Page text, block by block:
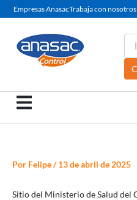
al
Empresas AnasacTrabaja con nosotros
Por Felipe/13 de abril de 2025
Sitio del Ministerio de Salud del